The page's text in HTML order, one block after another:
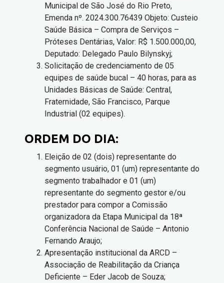
Municipal de São José do Rio Preto,
Emenda nº. 2024.300.76439 Objeto: Custeio
Saúde Básica – Compra de Serviços –
Próteses Dentárias, Valor: R$ 1.500.000,00,
Deputado: Delegado Paulo Bilynskyj;
Solicitação de credenciamento de 05
equipes de saúde bucal – 40 horas, para as
Unidades Básicas de Saúde: Central,
Fraternidade, São Francisco, Parque
Industrial (02 equipes).
ORDEM DO DIA:
Eleição de 02 (dois) representante do
segmento usuário, 01 (um) representante do
segmento trabalhador e 01 (um)
representante do segmento gestor e/ou
prestador para compor a Comissão
organizadora da Etapa Municipal da 18ª
Conferência Nacional de Saúde – Antonio
Fernando Araujo;
Apresentação institucional da ARCD –
Associação de Reabilitação da Criança
Deficiente – Eder Jacob de Souza;